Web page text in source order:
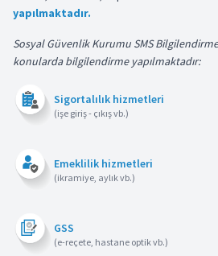
yapılmaktadır.
Sosyal Güvenlik Kurumu SMS
konularda bilgilendirme yapılmaktadır:
Sigortalılık hizmetleri
(işe giriş - çıkış vb.)
Emeklilik hizmetleri
(ikramiye, aylık vb.)
GSS
(e-reçete, hastane optik vb.)